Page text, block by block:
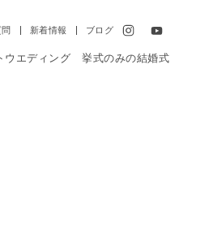
新着情報 ブログ
ウエディング 挙式のみの結婚式